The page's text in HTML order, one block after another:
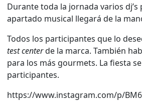
Durante toda la jornada varios
apartado musical llegará de la
Todos los participantes que lo
test centerde la marca. También
para los más gourmets. La fiesta
participantes.
https://www.instagram.com/p/